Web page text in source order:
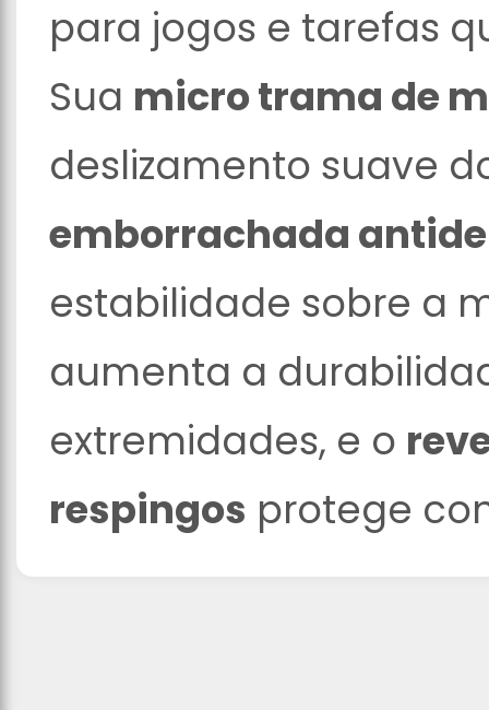
para jogos e tarefas
Sua micro trama de
deslizamento suave
emborrachada
estabilidade sobre a
aumenta a
extremidades, e o
respingos protege